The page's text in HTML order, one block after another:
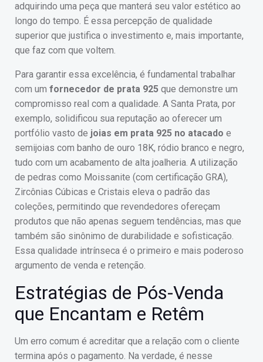
adquirindo uma peça que manterá seu valor estético ao
longo do tempo. É essa percepção de qualidade
superior que justifica o investimento e, mais importante,
que faz com que voltem.
Para garantir essa excelência, é fundamental trabalhar
com um fornecedor de prata 925 que demonstre um
compromisso real com a qualidade. A Santa Prata, por
exemplo, solidificou sua reputação ao oferecer um
portfólio vasto de joias em prata 925 no atacado e
semijoias com banho de ouro 18K, ródio branco e negro,
tudo com um acabamento de alta joalheria. A utilização
de pedras como Moissanite (com certificação GRA),
Zircônias Cúbicas e Cristais eleva o padrão das
coleções, permitindo que revendedores ofereçam
produtos que não apenas seguem tendências, mas que
também são sinônimo de durabilidade e sofisticação.
Essa qualidade intrínseca é o primeiro e mais poderoso
argumento de venda e retenção.
Estratégias de Pós-Venda
que Encantam e Retêm
Um erro comum é acreditar que a relação com o cliente
termina após o pagamento. Na verdade, é nesse